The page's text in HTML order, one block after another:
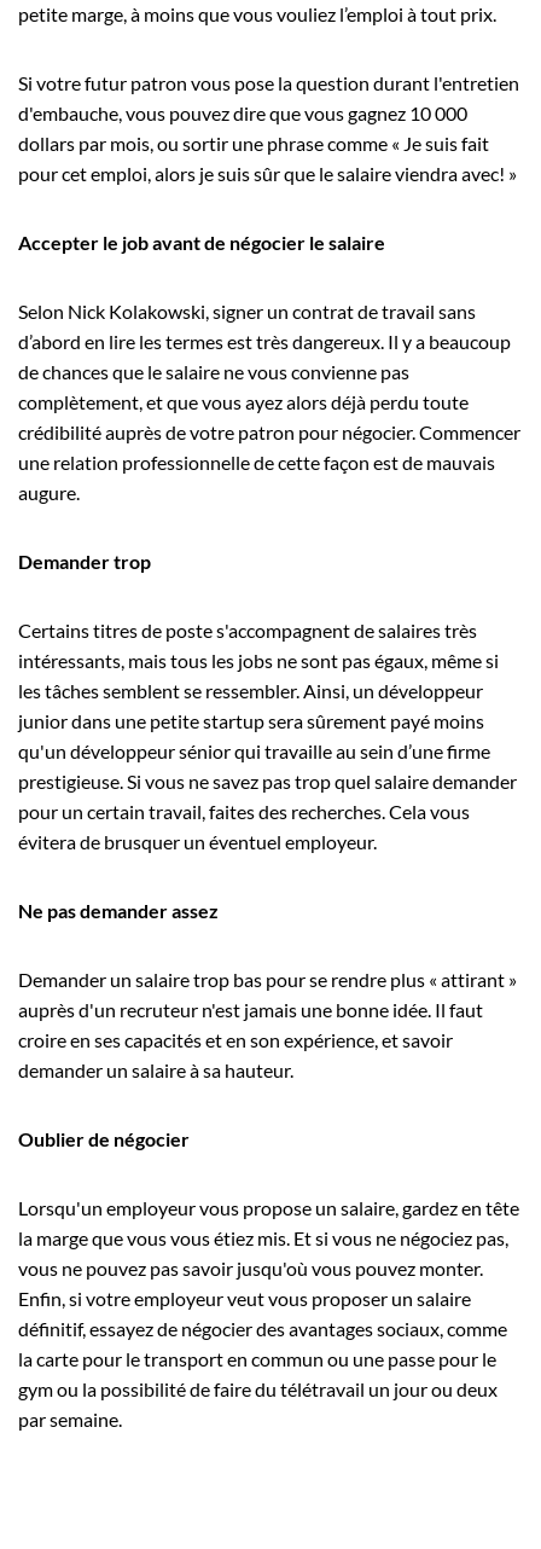
petite marge, à moins que vous vouliez l’emploi à tout prix.
Si votre futur patron vous pose la question durant l'entretien
d'embauche, vous pouvez dire que vous gagnez 10 000
dollars par mois, ou sortir une phrase comme « Je suis fait
pour cet emploi, alors je suis sûr que le salaire viendra avec! »
Accepter le job avant de négocier le salaire
Selon Nick Kolakowski, signer un contrat de travail sans
d’abord en lire les termes est très dangereux. Il y a beaucoup
de chances que le salaire ne vous convienne pas
complètement, et que vous ayez alors déjà perdu toute
crédibilité auprès de votre patron pour négocier. Commencer
une relation professionnelle de cette façon est de mauvais
augure.
Demander trop
Certains titres de poste s'accompagnent de salaires très
intéressants, mais tous les jobs ne sont pas égaux, même si
les tâches semblent se ressembler. Ainsi, un développeur
junior dans une petite startup sera sûrement payé moins
qu'un développeur sénior qui travaille au sein d’une firme
prestigieuse. Si vous ne savez pas trop quel salaire demander
pour un certain travail, faites des recherches. Cela vous
évitera de brusquer un éventuel employeur.
Ne pas demander assez
Demander un salaire trop bas pour se rendre plus « attirant »
auprès d'un recruteur n'est jamais une bonne idée. Il faut
croire en ses capacités et en son expérience, et savoir
demander un salaire à sa hauteur.
Oublier de négocier
Lorsqu'un employeur vous propose un salaire, gardez en tête
la marge que vous vous étiez mis. Et si vous ne négociez pas,
vous ne pouvez pas savoir jusqu'où vous pouvez monter.
Enfin, si votre employeur veut vous proposer un salaire
définitif, essayez de négocier des avantages sociaux, comme
la carte pour le transport en commun ou une passe pour le
gym ou la possibilité de faire du télétravail un jour ou deux
par semaine.